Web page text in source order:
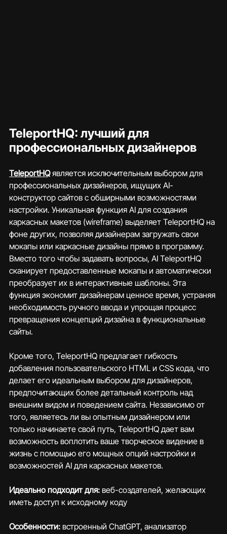
TeleportHQ: лучший для
профессиональных дизайнеров
TeleportHQ является исключительным выбором для
профессиональных дизайнеров, ищущих AI-
конструктор сайтов с обширными возможностями
настройки. Уникальная функция AI для создания
каркасных макетов (wireframe) выделяет TeleportHQ на
фоне других, позволяя дизайнерам загружать свои
мокапы или каркасные дизайны прямо в программу.
Вместо того чтобы задавать вопросы, AI TeleportHQ
сканирует предоставленные мокапы и автоматически
преобразует их в интерактивные шаблоны. Эта
функция экономит дизайнерам ценное время, устраняя
необходимость ручного ввода и упрощая процесс
превращения концепций дизайна в функциональные
сайты.
Кроме того, TeleportHQ предлагает гибкость
добавления пользовательского HTML и CSS кода, что
делает его идеальным выбором для дизайнеров,
предпочитающих более детальный контроль над
внешним видом и поведением сайта. Независимо от
того, являетесь ли вы опытным дизайнером или
только начинаете свой путь, TeleportHQ дает вам
возможность воплотить ваше творческое видение в
жизнь с помощью его мощных опций настройки и
возможностей AI для каркасных макетов.
Идеально подходит для: веб-создателей, желающих
иметь доступ к исходному коду
Особенности: встроенный ChatGPT, анализатор